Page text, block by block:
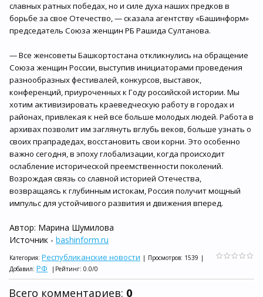
славных ратных победах, но и силе духа наших предков в
борьбе за свое Отечество, — сказала агентству «Башинформ»
председатель Союза женщин РБ Рашида Султанова.
— Все женсоветы Башкортостана откликнулись на обращение
Союза женщин России, выступив инициаторами проведения
разнообразных фестивалей, конкурсов, выставок,
конференций, приуроченных к Году российской истории. Мы
хотим активизировать краеведческую работу в городах и
районах, привлекая к ней все больше молодых людей. Работа в
архивах позволит им заглянуть вглубь веков, больше узнать о
своих прапрадедах, восстановить свои корни. Это особенно
важно сегодня, в эпоху глобализации, когда происходит
ослабление исторической преемственности поколений.
Возрождая связь со славной историей Отечества,
возвращаясь к глубинным истокам, Россия получит мощный
импульс для устойчивого развития и движения вперед.
Автор: Марина Шумилова
Источник - bashinform.ru
Категория: Республиканские новости | Просмотров: 1539 |
Добавил: РФ | Рейтинг: 0.0/0
Всего комментариев: 0